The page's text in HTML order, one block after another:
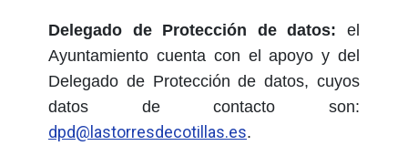
Delegado de Protección de datos: el
Ayuntamiento cuenta con el apoyo y del
Delegado de Protección de datos, cuyos
datos de contacto son:
dpd@lastorresdecotillas.es.